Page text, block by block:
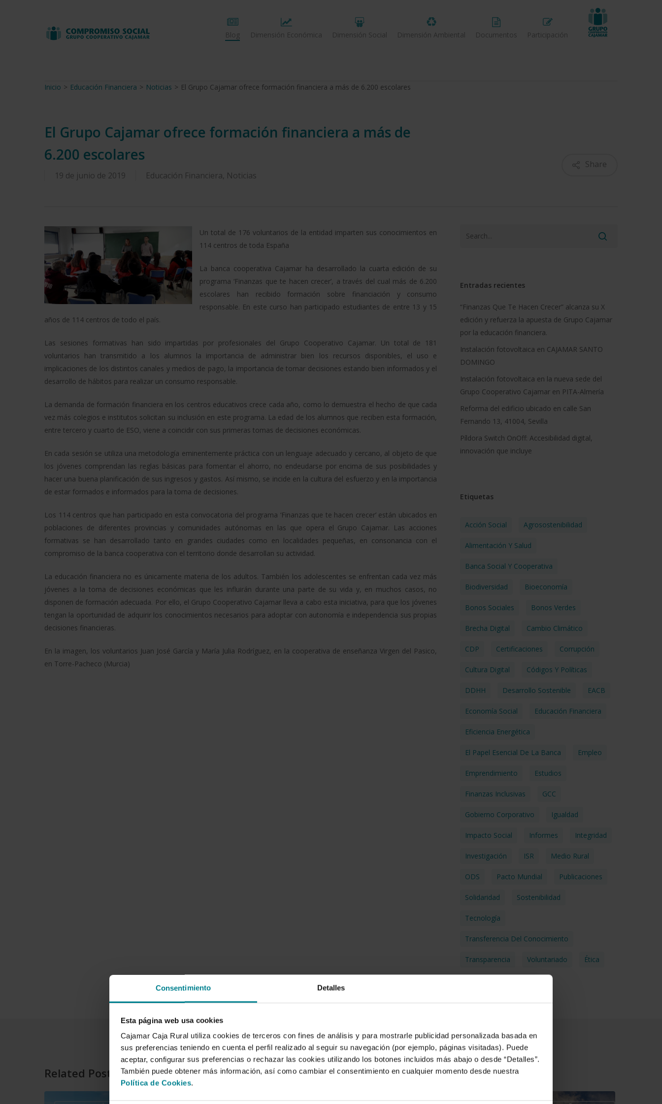
Consentimiento Detalles
Esta página web usa cookies
Cajamar Caja Rural utiliza cookies de terceros con fines de análisis y para mostrarle publicidad personalizada basada en
sus preferencias teniendo en cuenta el perfil realizado al seguir su navegación (por ejemplo, páginas visitadas). Puede
aceptar, configurar sus preferencias o rechazar las cookies utilizando los botones incluidos más abajo o desde “Detalles”.
También puede obtener más información, así como cambiar el consentimiento en cualquier momento desde nuestra
Política de Cookies.
Blog Dimensión Económica Dimensión Social Dimensión Ambiental Documentos Participación
Inicio > Educación Financiera > Noticias > El Grupo Cajamar ofrece formación financiera a más de 6.200 escolares
El Grupo Cajamar ofrece formación financiera a más de
6.200 escolares
19 de junio de 2019 Educación Financiera, Noticias
Share
Un total de 176 voluntarios de la entidad imparten sus conocimientos en
114 centros de toda España
La banca cooperativa Cajamar ha desarrollado la cuarta edición de su
programa ‘Finanzas que te hacen crecer’, a través del cual más de 6.200
escolares han recibido formación sobre financiación y consumo
responsable. En este curso han participado estudiantes de entre 13 y 15
años de 114 centros de todo el país.
Las sesiones formativas han sido impartidas por profesionales del Grupo Cooperativo Cajamar. Un total de 181
voluntarios han transmitido a los alumnos la importancia de administrar bien los recursos disponibles, el uso e
implicaciones de los distintos canales y medios de pago, la importancia de tomar decisiones estando bien informados y el
desarrollo de hábitos para realizar un consumo responsable.
La demanda de formación financiera en los centros educativos crece cada año, como lo demuestra el hecho de que cada
vez más colegios e institutos solicitan su inclusión en este programa. La edad de los alumnos que reciben esta formación,
entre tercero y cuarto de ESO, viene a coincidir con sus primeras tomas de decisiones económicas.
En cada sesión se utiliza una metodología eminentemente práctica con un lenguaje adecuado y cercano, al objeto de que
los jóvenes comprendan las reglas básicas para fomentar el ahorro, no endeudarse por encima de sus posibilidades y
hacer una buena planificación de sus ingresos y gastos. Así mismo, se incide en la cultura del esfuerzo y en la importancia
de estar formados e informados para la toma de decisiones.
Los 114 centros que han participado en esta convocatoria del programa ‘Finanzas que te hacen crecer’ están ubicados en
poblaciones de diferentes provincias y comunidades autónomas en las que opera el Grupo Cajamar. Las acciones
formativas se han desarrollado tanto en grandes ciudades como en localidades pequeñas, en consonancia con el
compromiso de la banca cooperativa con el territorio donde desarrollan su actividad.
La educación financiera no es únicamente materia de los adultos. También los adolescentes se enfrentan cada vez más
jóvenes a la toma de decisiones económicas que les influirán durante una parte de su vida y, en muchos casos, no
disponen de formación adecuada. Por ello, el Grupo Cooperativo Cajamar lleva a cabo esta iniciativa, para que los jóvenes
tengan la oportunidad de adquirir los conocimientos necesarios para adoptar con autonomía e independencia sus propias
decisiones financieras.
En la imagen, los voluntarios Juan José García y María Julia Rodríguez, en la cooperativa de enseñanza Virgen del Pasico,
en Torre-Pacheco (Murcia)
Entradas recientes
“Finanzas Que Te Hacen Crecer” alcanza su X
edición y refuerza la apuesta de Grupo Cajamar
por la educación financiera.
Instalación fotovoltaica en CAJAMAR SANTO
DOMINGO
Instalación fotovoltaica en la nueva sede del
Grupo Cooperativo Cajamar en PITA-Almería
Reforma del edificio ubicado en calle San
Fernando 13, 41004, Sevilla
Píldora Switch OnOff: Accesibilidad digital,
innovación que incluye
Etiquetas
Acción Social Agrosostenibilidad
Alimentación Y Salud
Banca Social Y Cooperativa
Biodiversidad Bioeconomía
Bonos Sociales Bonos Verdes
Brecha Digital Cambio Climático
CDP Certificaciones Corrupción
Cultura Digital Códigos Y Políticas
DDHH Desarrollo Sostenible EACB
Economía Social Educación Financiera
Eficiencia Energética
El Papel Esencial De La Banca Empleo
Emprendimiento Estudios
Finanzas Inclusivas GCC
Gobierno Corporativo Igualdad
Impacto Social Informes Integridad
Investigación ISR Medio Rural
ODS Pacto Mundial Publicaciones
Solidaridad Sostenibilidad
Tecnología
Transferencia Del Conocimiento
Transparencia Voluntariado Ética
Related Posts